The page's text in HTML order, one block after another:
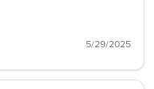
5/29/2025